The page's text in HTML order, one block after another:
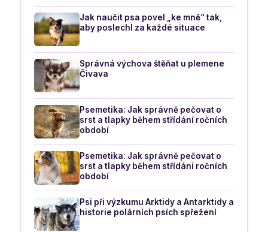
Jak naučit psa povel „ke mně“ tak,
aby poslechl za každé situace
Správná výchova štěňat u plemene
Čivava
Psemetika: Jak správně pečovat o
srst a tlapky během střídání ročních
období
Psemetika: Jak správně pečovat o
srst a tlapky během střídání ročních
období
Psi při výzkumu Arktidy a Antarktidy a
historie polárních psích spřežení